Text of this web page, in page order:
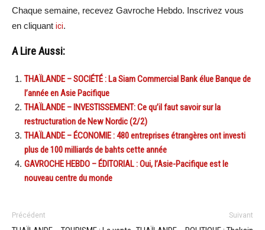
Chaque semaine, recevez Gavroche Hebdo. Inscrivez vous
en cliquant ici.
A Lire Aussi:
THAÏLANDE – SOCIÉTÉ : La Siam Commercial Bank élue Banque de
l’année en Asie Pacifique
THAÏLANDE – INVESTISSEMENT: Ce qu’il faut savoir sur la
restructuration de New Nordic (2/2)
THAÏLANDE – ÉCONOMIE : 480 entreprises étrangères ont investi
plus de 100 milliards de bahts cette année
GAVROCHE HEBDO – ÉDITORIAL : Oui, l’Asie-Pacifique est le
nouveau centre du monde
Précédent Suivant